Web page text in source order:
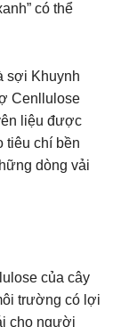
có thể
sợi Khuynh
Cenllulose
liệu được
tiêu chí bền
dòng vải
của cây
trường có lợi
cho người